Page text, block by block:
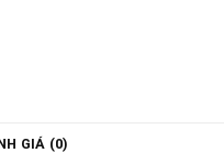
GIÁ (0)